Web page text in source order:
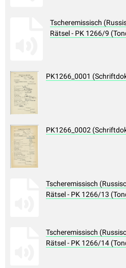
Tscheremissisch
Rätsel - PK 1266/9
PK1266_0001
PK1266_0002
Tscheremissisch
Rätsel - PK 1266/13
Tscheremissisch
Rätsel - PK 1266/14